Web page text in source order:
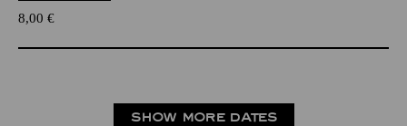
8,00 €
SHOW MORE DATES